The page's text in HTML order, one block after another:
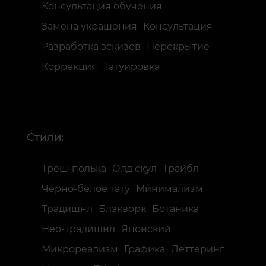
Консультация обучения
Замена украшения
Консультация
Разработка эскизов
Перекрытие
Коррекция
Татуировка
Стили:
Треш-полька Олд скул Трайбл
Черно-белое тату
Минимализм
Традишнл
Блэкворк
Ботаника
Нео-традишнл
Японский
Микрореализм
Графика Леттеринг